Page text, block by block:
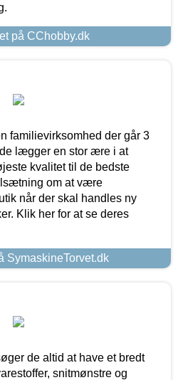
på CChobby.dk
familievirksomhed der går 3
lægger en stor ære i at
kvalitet til de bedste
om at være
når der skal handles ny
Klik her for at se deres
SymaskineTorvet.dk
de altid at have et bredt
snitmønstre og